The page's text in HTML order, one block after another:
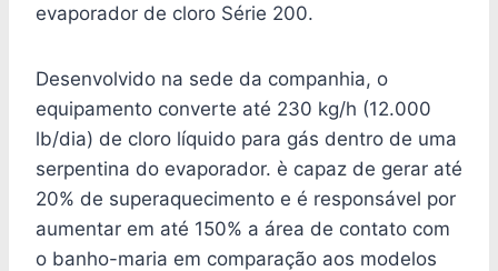
evaporador de cloro Série 200.
Desenvolvido na sede da companhia, o
equipamento converte até 230 kg/h (12.000
lb/dia) de cloro líquido para gás dentro de uma
serpentina do evaporador. è capaz de gerar até
20% de superaquecimento e é responsável por
aumentar em até 150% a área de contato com
o banho-maria em comparação aos modelos